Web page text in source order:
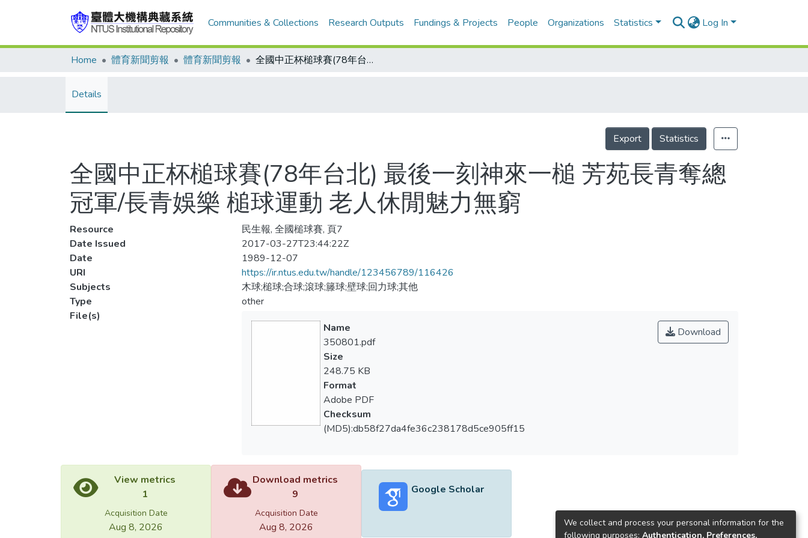
Communities & Collections Research Outputs Fundings & Projects People Organizations Statistics Log In
Home 體育新聞剪報 體育新聞剪報 全國中正杯槌球賽(78年台北) 最後一刻神來一槌 芳苑長青奪總冠軍/長青娛樂 槌球運動 老人休閒魅力無窮
Details
Export Statistics
全國中正杯槌球賽(78年台北) 最後一刻神來一槌 芳苑長青奪總
冠軍/長青娛樂 槌球運動 老人休閒魅力無窮
Resource
民生報, 全國槌球賽, 頁7
Date Issued
2017-03-27T23:44:22Z
Date
1989-12-07
URI
https://ir.ntus.edu.tw/handle/123456789/116426
Subjects
木球;槌球;合球;滾球;籐球;壁球;回力球;其他
Type
other
File(s)
Download
Name
350801.pdf
Size
248.75 KB
Format
Adobe PDF
Checksum
(MD5):db58f27da4fe36c238178d5ce905ff15
View metrics
1
Acquisition Date
Aug 8, 2026
Download metrics
9
Acquisition Date
Aug 8, 2026
Google Scholar
We collect and process your personal information for the
following purposes: Authentication, Preferences,